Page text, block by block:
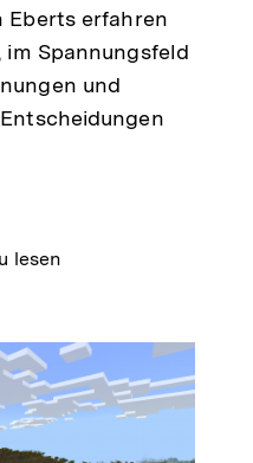
Eberts erfahren
Spannungsfeld
und
lesen